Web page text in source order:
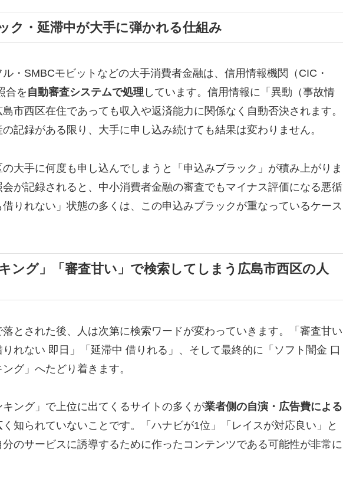
ク・延滞中が大手に弾かれる仕組み
・SMBCモビットなどの大手消費者金融は、信用情報機関（CIC・
合を自動審査システムで処理 しています。信用情報に「異動（事故情
市西区在住であっても収入や返済能力に関係なく自動否決されます。
記録がある限り、大手に申し込み続けても結果は変わりません。
大手に何度も申し込んでしまうと「申込みブラック」が積み上がりま
が記録されると、中小消費者金融の審査でもマイナス評価になる悪循
りれない」状態の多くは、この申込みブラックが重なっているケース
ング」「審査甘い」で検索してしまう広島市西区の人
とされた後、人は次第に検索ワードが変わっていきます。「審査甘い
れない 即日」「延滞中 借りれる」、そして最終的に「ソフト闇金 口
グ」へたどり着きます。
ング」で上位に出てくるサイトの多くが業者側の自演・広告費による
知られていないことです。「ハナビが1位」「レイスが対応良い」と
のサービスに誘導するために作ったコンテンツである可能性が非常に